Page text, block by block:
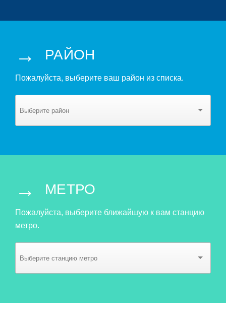
→ РАЙОН
Пожалуйста, выберите ваш район из списка.
→ МЕТРО
Пожалуйста, выберите ближайшую к вам станцию
метро.